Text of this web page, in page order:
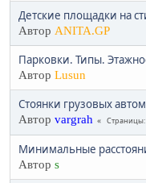
Детские площадки на
Автор АNITA.GP
Парковки. Типы.
Автор Lusun
Стоянки грузовых
Автор vargrah Страницы
Минимальные
Автор s